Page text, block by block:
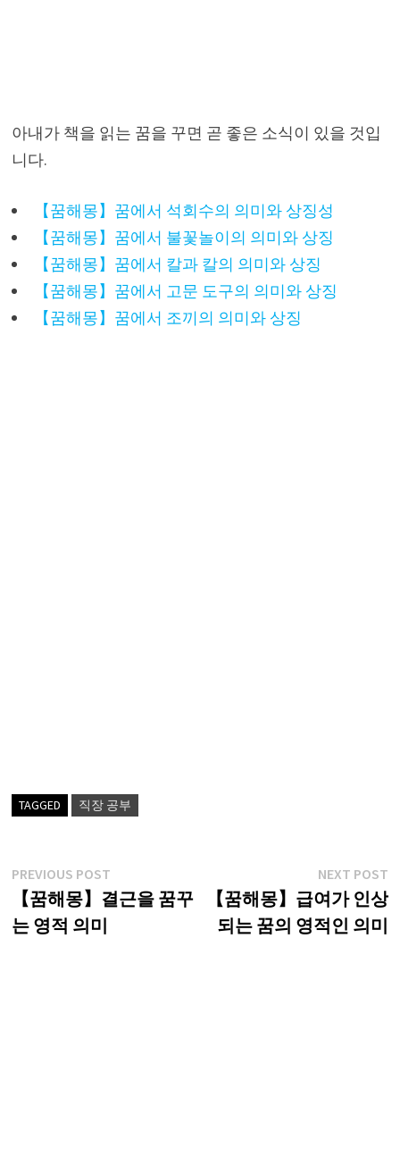
아내가 책을 읽는 꿈을 꾸면 곧 좋은 소식이 있을 것입
니다.
【꿈해몽】꿈에서 석회수의 의미와 상징성
【꿈해몽】꿈에서 불꽃놀이의 의미와 상징
【꿈해몽】꿈에서 칼과 칼의 의미와 상징
【꿈해몽】꿈에서 고문 도구의 의미와 상징
【꿈해몽】꿈에서 조끼의 의미와 상징
TAGGED 직장 공부
글
탐
색
PREVIOUS POSTPrevious
post:
【꿈해몽】결근을 꿈꾸
는 영적 의미
NEXT POST
【꿈해몽】급여가 인상
되는 꿈의 영적인 의미